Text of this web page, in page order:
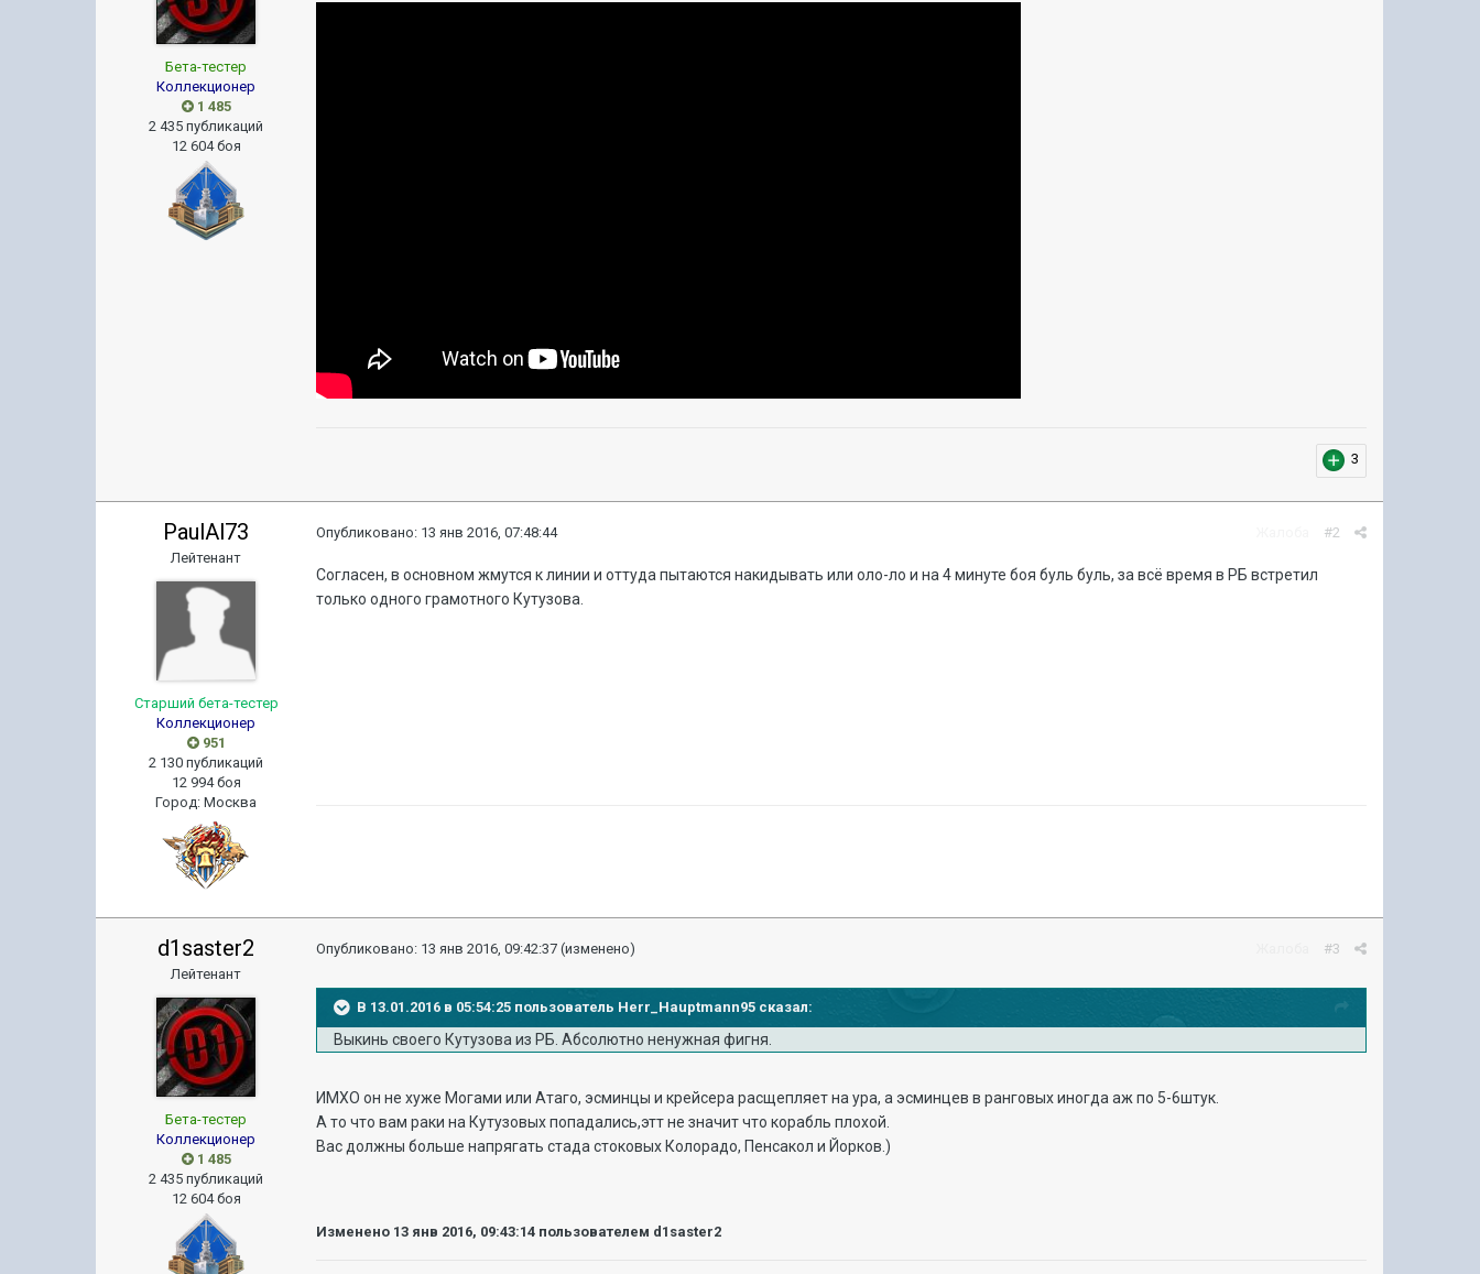
Бета-тестер
Коллекционер
1 485
2 435 публикаций
12 604 боя
3
PaulAl73
Лейтенант
Старший бета-тестер
Коллекционер
951
2 130 публикаций
12 994 боя
Город:Москва
#2
Опубликовано: 13 янв 2016, 07:48:44
Согласен, в основном жмутся к линии и оттуда пытаются накидывать или оло-ло и на 4 минуте боя буль буль, за всё время в РБ встретил
только одного грамотного Кутузова.
d1saster2
Лейтенант
Бета-тестер
Коллекционер
1 485
2 435 публикаций
12 604 боя
#3
Опубликовано: 13 янв 2016, 09:42:37 (изменено)
В 13.01.2016 в 05:54:25 пользователь Herr_Hauptmann95 сказал:
Выкинь своего Кутузова из РБ. Абсолютно ненужная фигня.
ИМХО он не хуже Могами или Атаго, эсминцы и крейсера расщепляет на ура, а эсминцев в ранговых иногда аж по 5-6штук.
А то что вам раки на Кутузовых попадались,этт не значит что корабль плохой.
Вас должны больше напрягать стада стоковых Колорадо, Пенсакол и Йорков.)
Изменено 13 янв 2016, 09:43:14 пользователем d1saster2